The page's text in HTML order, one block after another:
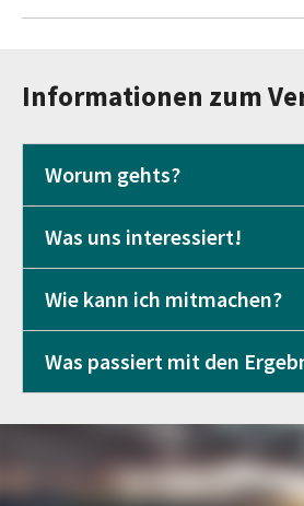
Informationen zum
Worum gehts?
Was uns interessiert!
Wie kann ich mitmachen?
Was passiert mit den